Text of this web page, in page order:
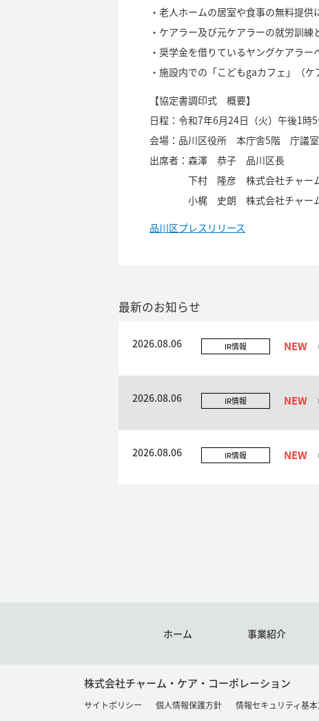
・老人ホームの居室や食事の無料提
・ケアラー及び元ケアラーの就労訓
・奨学金を借りているヤングケアラー
・施設内での「こどもgaカフェ」
（
【協定書調印式 概要】
日程：令和7年6月24日（火）午後1時
会場：品川区役所 本庁舎5階 庁議室
出席者：森澤 恭子 品川区長
下村 隆彦 株式会社チャーム・
小梶 史朗 株式会社チャーム・
品川区プレスリリース
最新のお知らせ
2026.08.06 IR情報
2026.08.06 IR情報
2026.08.06 IR情報
ホーム 事業紹介
株式会社チャーム・ケア・コーポレーション
サイトポリシー 個人情報保護方針 情報セキュリティ基